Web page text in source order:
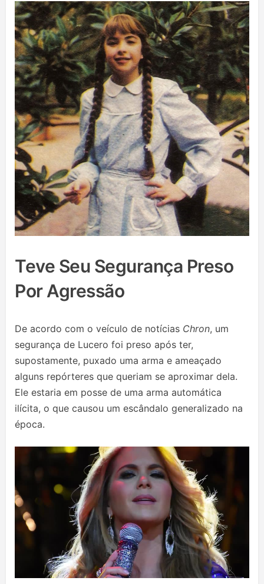
Teve Seu Segurança Preso
Por Agressão
De acordo com o veículo de notícias Chron, um
segurança de Lucero foi preso após ter,
supostamente, puxado uma arma e ameaçado
alguns repórteres que queriam se aproximar dela.
Ele estaria em posse de uma arma automática
ilícita, o que causou um escândalo generalizado na
época.